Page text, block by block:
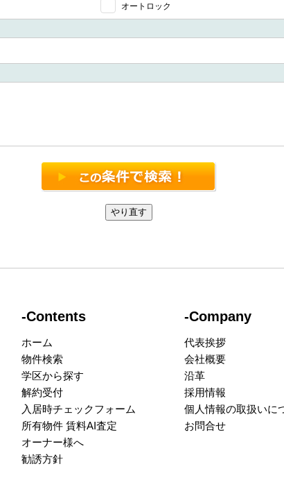
オートロック
-Contents
ホーム
物件検索
学区から探す
解約受付
入居時チェックフォーム
所有物件 賃料AI査定
オーナー様へ
勧誘方針
-Company
代表挨拶
会社概要
沿革
採用情報
個人情報の取扱いに
お問合せ